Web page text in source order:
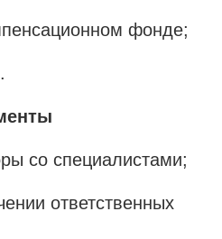
фонде;
со специалистами;
ответственных